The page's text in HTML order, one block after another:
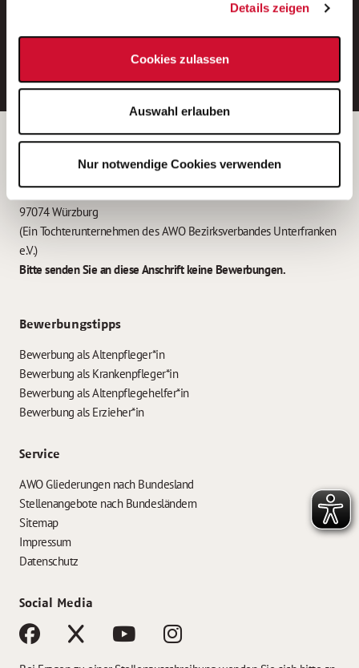
Details zeigen
Cookies zulassen
Auswahl erlauben
Nur notwendige Cookies verwenden
E-Mail-Adresse eintragen
Betreiber der Webseite
Garitz Bewirtschaftungsbetriebe GmbH
Kantstraße 45a
97074 Würzburg
(Ein Tochterunternehmen des AWO Bezirksverbandes Unterfranken
e.V.)
Bitte senden Sie an diese Anschrift keine Bewerbungen.
Bewerbungstipps
Bewerbung als Altenpfleger*in
Bewerbung als Krankenpfleger*in
Bewerbung als Altenpflegehelfer*in
Bewerbung als Erzieher*in
Service
AWO Gliederungen nach Bundesland
Stellenangebote nach Bundesländern
Sitemap
Impressum
Datenschutz
Social Media